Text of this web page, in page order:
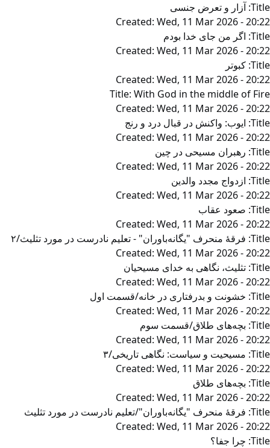
Title: آزار و تعرض جنسی
Created: Wed, 11 Mar 2026 - 20:22
Title: اگر من جای خدا بودم
Created: Wed, 11 Mar 2026 - 20:22
Title: کبوتر
Created: Wed, 11 Mar 2026 - 20:22
Title: With God in the middle of Fire
Created: Wed, 11 Mar 2026 - 20:22
Title: ایوب: واکنش در قبال درد و رنج
Created: Wed, 11 Mar 2026 - 20:22
Title: رهبران مسیحی در چین
Created: Wed, 11 Mar 2026 - 20:22
Title: ازدواج مجدد والدین
Created: Wed, 11 Mar 2026 - 20:22
Title: صعود عقاب
Created: Wed, 11 Mar 2026 - 20:22
Title: فرقۀ منحرف "يگانه‌باوران" - تعليم نادرست در مورد تثلیث/۲
Created: Wed, 11 Mar 2026 - 20:22
Title: تثلیث، نگاهی به خدای مسیحیان
Created: Wed, 11 Mar 2026 - 20:22
Title: خشونت و بدرفتاری در خانه/قسمت اول
Created: Wed, 11 Mar 2026 - 20:22
Title: بچه‌های طلاق/قسمت سوم
Created: Wed, 11 Mar 2026 - 20:22
Title: مسیحیت و سیاست: نگاهی تاریخی/۳
Created: Wed, 11 Mar 2026 - 20:22
Title: بچه‌های طلاق
Created: Wed, 11 Mar 2026 - 20:22
Title: فرقۀ منحرف "يگانه‌‌باوران"/تعليم نادرست در مورد تثلیث
Created: Wed, 11 Mar 2026 - 20:22
Title: چرا جفا؟